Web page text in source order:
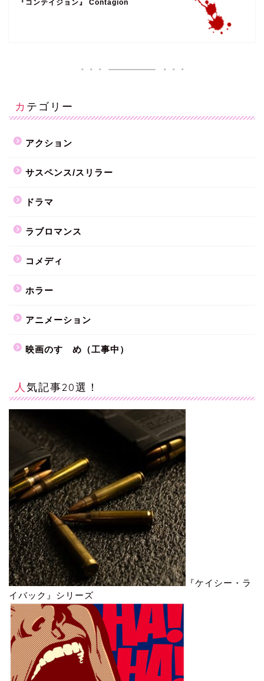
『コンテイジョン』 Contagion
カテゴリー
アクション
サスペンス/スリラー
ドラマ
ラブロマンス
コメディ
ホラー
アニメーション
映画のすゝめ（工事中）
人気記事20選！
『ケイシー・ラ
イバック』シリーズ